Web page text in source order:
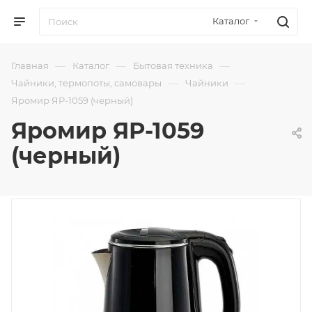
Каталог
Главная — Каталог — Бытовая техника —
Чайники, термопоты, самовары — Чайники —
Яромир ЯР-1059 (черный)
Яромир ЯР-1059
(черный)